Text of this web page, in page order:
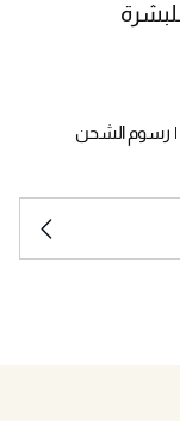
| رسوم الشحن